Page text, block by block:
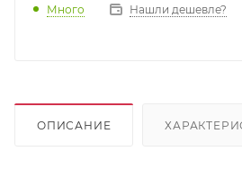
Много Нашли дешевле?
ОПИСАНИЕ